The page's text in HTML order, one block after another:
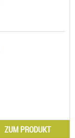
ZUM PRODUKT